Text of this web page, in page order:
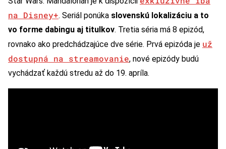
na Disney+. Seriál ponúka slovenskú lokalizáciu a to
vo forme dabingu aj titulkov. Tretia séria má 8 epizód,
rovnako ako predchádzajúce dve série. Prvá epizóda je už
dostupná na streamovanie, nové epizódy budú
vychádzať každú stredu až do 19. apríla.